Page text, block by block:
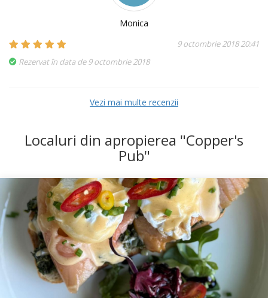
Monica
9 octombrie 2018 20:41
Rezervat în data de 9 octombrie 2018
Vezi mai multe recenzii
Localuri din apropierea "Copper's
Pub"